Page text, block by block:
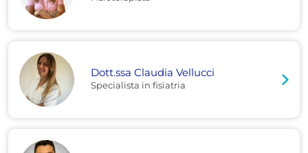
Dott.ssa Claudia Vellucci
Specialista in fisiatria